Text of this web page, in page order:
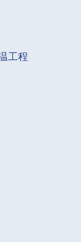
工程